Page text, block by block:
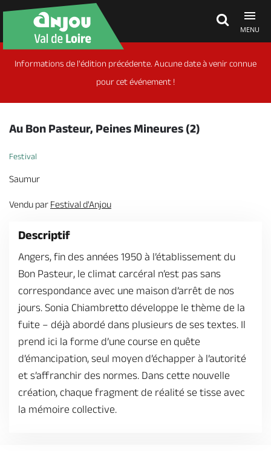
MENU
Découvrir
Agenda
Séjours, cadeaux
Billetterie en ligne
Brochures & Cartes Offices de tourisme Comment venir ? Ecrivez-nous
Informations de l'édition précédente. Aucune date à venir connue
pour cet événement !
Au Bon Pasteur, Peines Mineures (2)
Festival
Saumur
Vendu par Festival d'Anjou
Descriptif
Angers, fin des années 1950 à l’établissement du
Bon Pasteur, le climat carcéral n’est pas sans
correspondance avec une maison d’arrêt de nos
jours. Sonia Chiambretto développe le thème de la
fuite – déjà abordé dans plusieurs de ses textes. Il
prend ici la forme d’une course en quête
d’émancipation, seul moyen d’échapper à l’autorité
et s’affranchir des normes. Dans cette nouvelle
création, chaque fragment de réalité se tisse avec
la mémoire collective.